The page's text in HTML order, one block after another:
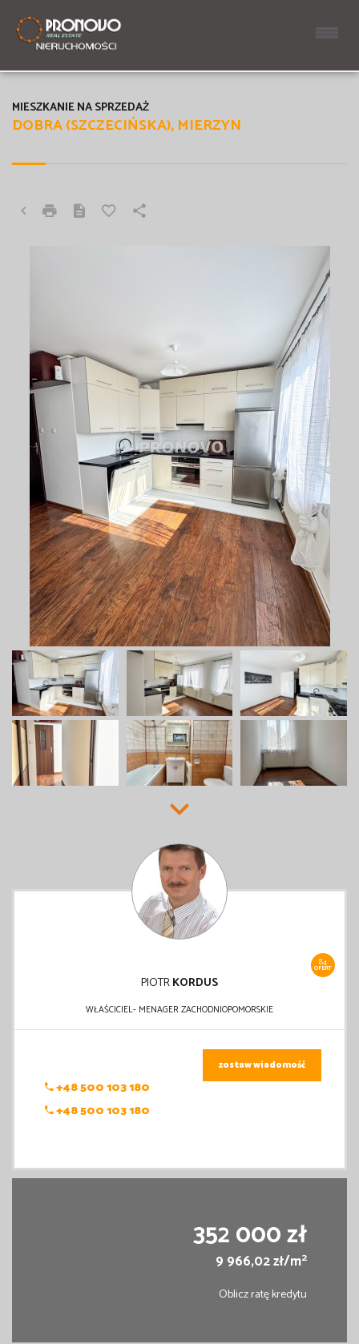
DOBRA (SZCZECIŃSKA), MIERZYN
MIESZKANIE NA SPRZEDAŻ
84
OFERT
PIOTRKORDUS
WŁAŚCICIEL- MENAGER ZACHODNIOPOMORSKIE
+48 500 103 180
+48 500 103 180
zostaw wiadomość
352 000 zł
9 966,02 zł/m2
Oblicz ratę kredytu